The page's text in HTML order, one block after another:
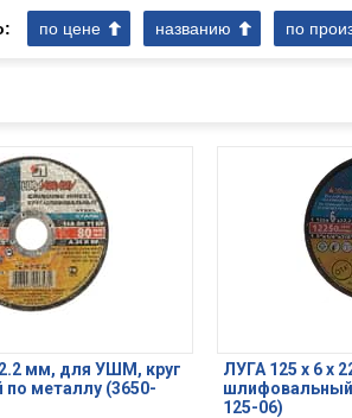
по цене названию по
мм, для УШМ, круг
металлу (3650-
ЛУГА 125 х 6 х
шлифовальный
125-06)